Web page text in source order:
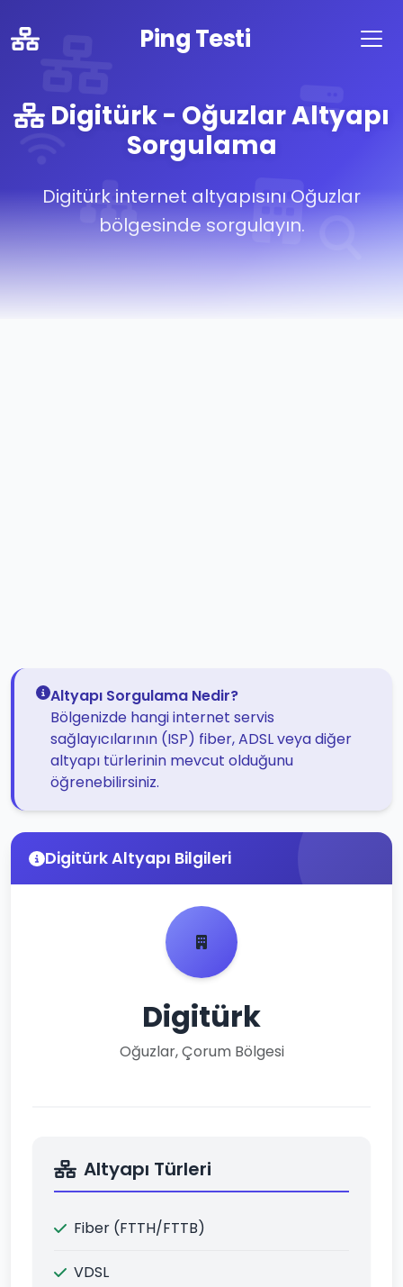
Ping Testi
Digitürk - Oğuzlar Altyapı
Sorgulama
Digitürk internet altyapısını Oğuzlar
bölgesinde sorgulayın.
Altyapı Sorgulama Nedir?
Bölgenizde hangi internet servis
sağlayıcılarının (ISP) fiber, ADSL veya diğer
altyapı türlerinin mevcut olduğunu
öğrenebilirsiniz.
Digitürk Altyapı Bilgileri
Digitürk
Oğuzlar, Çorum Bölgesi
Altyapı Türleri
Fiber (FTTH/FTTB)
VDSL